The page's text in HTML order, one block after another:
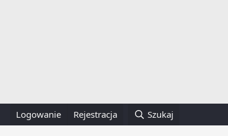
Logowanie Rejestracja Szukaj